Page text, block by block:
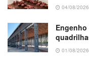
04/08/2026
01/08/2026